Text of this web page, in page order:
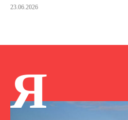
23.06.2026
Я